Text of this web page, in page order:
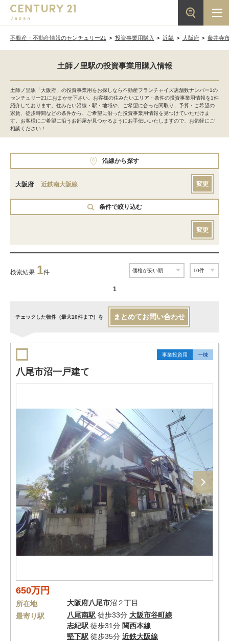
不動産・不動産情報のセンチュリー21 投資事業用購入 近畿 大阪府 藤井寺
土師ノ里駅の投資事業用購入情報
土師ノ里駅「大阪府」の投資事業用をお探しなら不動産フランチャイズ店舗数ナンバー1の
センチュリー21におまかせ下さい。お客様の住みたいエリア・条件の投資事業用情報を1件
紹介しております。住みたい沿線・駅・地域や、ご希望に合った間取り、予算・ご希望の
家賃、徒歩時間などの条件から、ご希望に沿った投資事業用情報を見つけていただけま
す。お客様にご希望に沿うお部屋が見つかるようにお手伝いいたしますので、お気軽にご
相談ください！
沿線から探す
大阪府 近鉄南大阪線 変更
条件で絞り込む
変更
検索結果 1件
1
チェックした物件（最大10件まで）を まとめてお問い合わせ
事業投資用 一棟
八尾市沼一戸建て
650万円
所在地 大阪府八尾市沼２丁目
最寄り駅
八尾南駅 徒歩33分 大阪市谷町線
志紀駅 徒歩31分 関西本線
堅下駅 徒歩35分 近鉄大阪線